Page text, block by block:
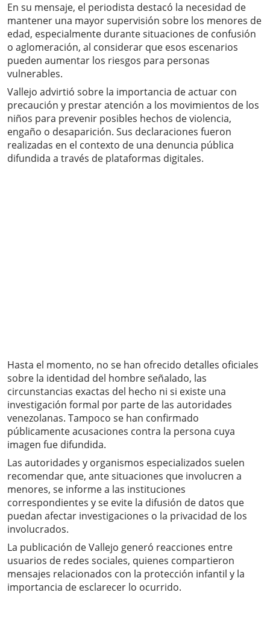
En su mensaje, el periodista destacó la necesidad de
mantener una mayor supervisión sobre los menores de
edad, especialmente durante situaciones de confusión
o aglomeración, al considerar que esos escenarios
pueden aumentar los riesgos para personas
vulnerables.
Vallejo advirtió sobre la importancia de actuar con
precaución y prestar atención a los movimientos de los
niños para prevenir posibles hechos de violencia,
engaño o desaparición. Sus declaraciones fueron
realizadas en el contexto de una denuncia pública
difundida a través de plataformas digitales.
Hasta el momento, no se han ofrecido detalles oficiales
sobre la identidad del hombre señalado, las
circunstancias exactas del hecho ni si existe una
investigación formal por parte de las autoridades
venezolanas. Tampoco se han confirmado
públicamente acusaciones contra la persona cuya
imagen fue difundida.
Las autoridades y organismos especializados suelen
recomendar que, ante situaciones que involucren a
menores, se informe a las instituciones
correspondientes y se evite la difusión de datos que
puedan afectar investigaciones o la privacidad de los
involucrados.
La publicación de Vallejo generó reacciones entre
usuarios de redes sociales, quienes compartieron
mensajes relacionados con la protección infantil y la
importancia de esclarecer lo ocurrido.